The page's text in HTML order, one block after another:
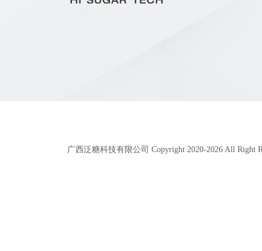
广西泛糖科技有限公司 Copyright 2020-2026 All Right